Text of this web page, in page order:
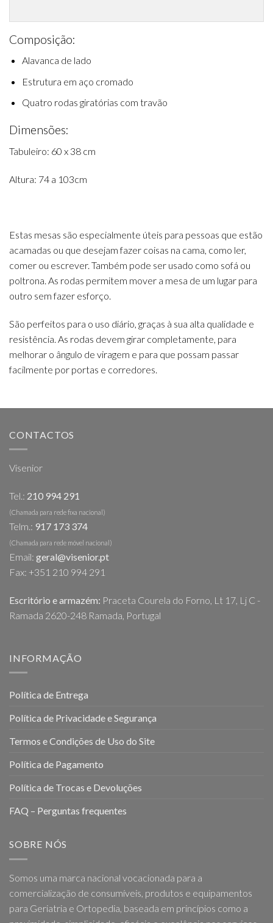
Composição:
Alavanca de lado
Estrutura em aço cromado
Quatro rodas giratórias com travão
Dimensões:
Tabuleiro: 60 x 38 cm
Altura: 74 a 103cm
Estas mesas são especialmente úteis para pessoas que estão
acamadas ou que desejam fazer coisas na cama, como ler,
comer ou escrever. Também pode ser usado como sofá ou
poltrona. As rodas permitem mover a mesa de um lugar para
outro sem fazer esforço.
São perfeitos para o uso diário, graças à sua alta qualidade e
resistência. As rodas devem girar completamente, para
melhorar o ângulo de viragem e para que possam passar
facilmente por portas e corredores.
CONTACTOS
Visenior
Tel.: 210 994 291
(Chamada para rede fixa nacional)
Telm.: 917 173 374
(Chamada para rede móvel nacional)
Email: geral@visenior.pt
Fax: +351 210 994 291
Escritório e armazém: Praceta Courela do Forno, Lt 17, Lj C -
Ramada 2620-248 Ramada, Portugal
INFORMAÇÃO
Política de Entrega
Política de Privacidade e Segurança
Termos e Condições de Uso do Site
Política de Pagamento
Política de Trocas e Devoluções
FAQ – Perguntas frequentes
SOBRE NÓS
Somos uma marca nacional vocacionada para a
comercialização de consumíveis, produtos e equipamentos
para Geriatria e Ortopedia, baseada em princípios como a